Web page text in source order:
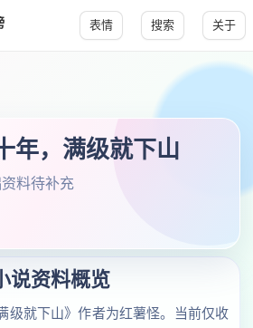
表情 搜索 关于
年，满级就下山
料待补充
说资料概览
级就下山》作者为红薯怪。当前仅收